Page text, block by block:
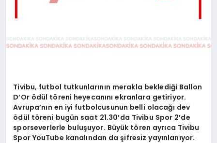
SPOR
Tivibu, futbol tutkunlarının merakla beklediği Ballon
D’Or ödül töreni heyecanını ekranlara getiriyor.
Avrupa’nın en iyi futbolcusunun belli olacağı dev
ödül töreni bugün saat 21.30’da Tivibu Spor 2’de
sporseverlerle buluşuyor. Büyük tören ayrıca Tivibu
Spor YouTube kanalından da şifresiz yayınlanıyor.